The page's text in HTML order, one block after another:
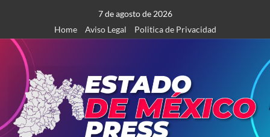
contenido
7 de agosto de 2026
Home
Aviso Legal Politica de Privacidad